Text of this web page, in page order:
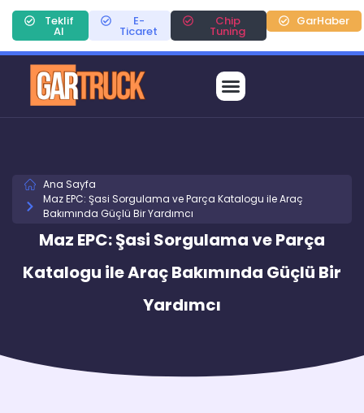
Teklif
Al
E-
Ticaret
Chip
Tuning
GarHaber
Ana Sayfa
Maz EPC: Şasi Sorgulama ve Parça Katalogu ile Araç
Bakımında Güçlü Bir Yardımcı
Maz EPC: Şasi Sorgulama ve Parça
Katalogu ile Araç Bakımında Güçlü Bir
Yardımcı